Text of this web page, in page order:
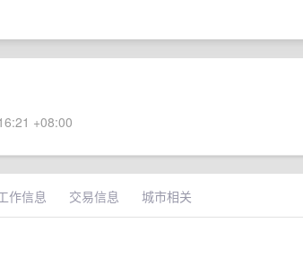
+08:00
作信息 交易信息 城市相关